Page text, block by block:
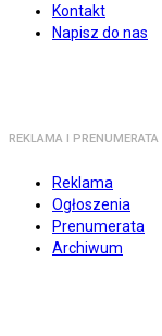
Kontakt
Napisz do nas
REKLAMA I PRENUMERATA
Reklama
Ogłoszenia
Prenumerata
Archiwum